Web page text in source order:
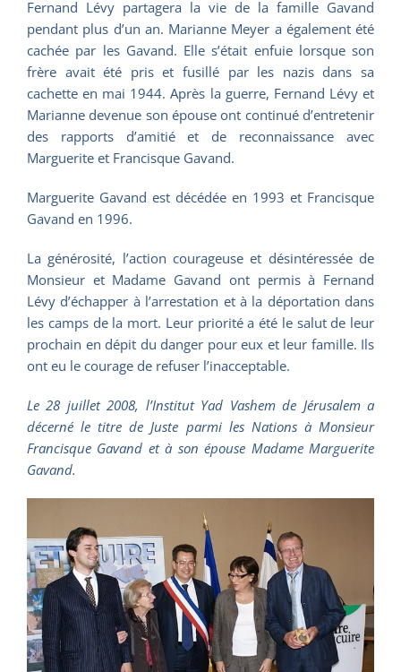
Fernand Lévy partagera la vie de la famille Gavand
pendant plus d’un an. Marianne Meyer a également été
cachée par les Gavand. Elle s’était enfuie lorsque son
frère avait été pris et fusillé par les nazis dans sa
cachette en mai 1944. Après la guerre, Fernand Lévy et
Marianne devenue son épouse ont continué d’entretenir
des rapports d’amitié et de reconnaissance avec
Marguerite et Francisque Gavand.
Marguerite Gavand est décédée en 1993 et Francisque
Gavand en 1996.
La générosité, l’action courageuse et désintéressée de
Monsieur et Madame Gavand ont permis à Fernand
Lévy d’échapper à l’arrestation et à la déportation dans
les camps de la mort. Leur priorité a été le salut de leur
prochain en dépit du danger pour eux et leur famille. Ils
ont eu le courage de refuser l’inacceptable.
Le 28 juillet 2008, l’Institut Yad Vashem de Jérusalem a
décerné le titre de Juste parmi les Nations à Monsieur
Francisque Gavand et à son épouse Madame Marguerite
Gavand.